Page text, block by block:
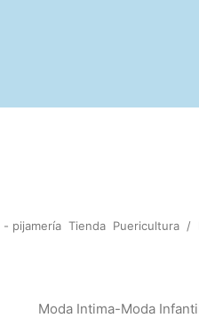
- pijamería Tienda Puericultura /
Moda Intima-Moda